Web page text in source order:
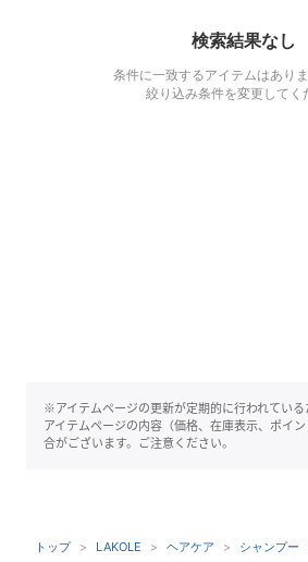
検索結果なし
条件に一致するアイテムはあり
絞り込み条件を変更してく
※アイテムページの更新が定期的に行われてい
アイテムページの内容（価格、在庫表示、ポイ
合がございます。ご注意ください。
トップ LAKOLE ヘアケア シャンプー